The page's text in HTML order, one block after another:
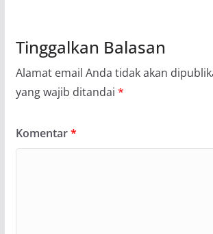
Tinggalkan Balasan
Alamat email Anda tidak akan
yang wajib ditandai *
Komentar*